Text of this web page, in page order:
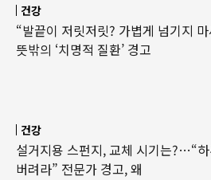
건강
“발끝이 저릿저릿? 가볍게 넘기지
뜻밖의 ‘치명적 질환’ 경고
건강
설거지용 스펀지, 교체 시기는?…“
버려라” 전문가 경고, 왜